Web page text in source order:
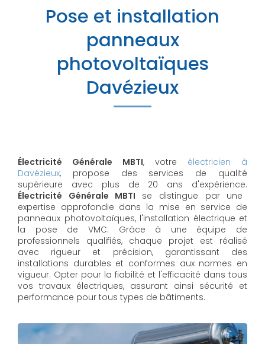
Pose et installation
panneaux
photovoltaïques
Davézieux
Électricité Générale MBTI, votre électricien à
Davézieux, propose des services de qualité
supérieure avec plus de 20 ans d'expérience.
Électricité Générale MBTI se distingue par une
expertise approfondie dans la mise en service de
panneaux photovoltaïques, l'installation électrique et
la pose de VMC. Grâce à une équipe de
professionnels qualifiés, chaque projet est réalisé
avec rigueur et précision, garantissant des
installations durables et conformes aux normes en
vigueur. Opter pour la fiabilité et l'efficacité dans tous
vos travaux électriques, assurant ainsi sécurité et
performance pour tous types de bâtiments.